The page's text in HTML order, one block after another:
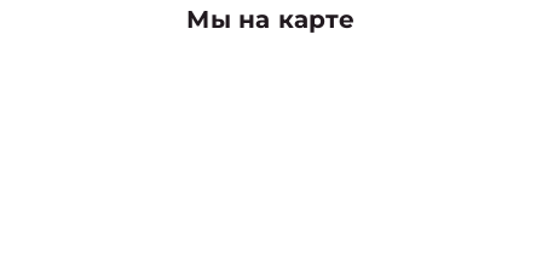
Мы на карте